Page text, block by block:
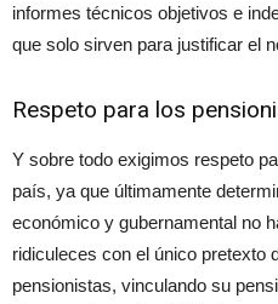
informes técnicos objetivos e
que solo sirven para justificar el
Respeto para los
Y sobre todo exigimos respeto
país, ya que últimamente
económico y gubernamental no
ridiculeces con el único pretexto
pensionistas, vinculando su